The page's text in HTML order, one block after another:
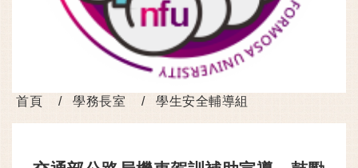
首頁 學務長室 學生安全輔導組